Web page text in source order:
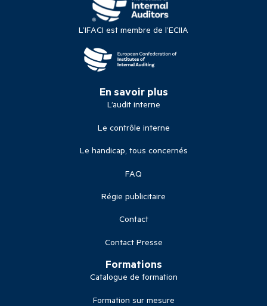
L’IFACI est membre de l’ECIIA
En savoir plus
L’audit interne
Le contrôle interne
Le handicap, tous concernés
FAQ
Régie publicitaire
Contact
Contact Presse
Formations
Catalogue de formation
Formation sur mesure